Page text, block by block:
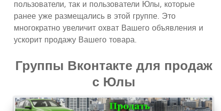
пользователи, так и пользователи Юлы, которые
ранее уже размещались в этой группе. Это
многократно увеличит охват Вашего объявления и
ускорит продажу Вашего товара.
Группы Вконтакте для продаж
с Юлы